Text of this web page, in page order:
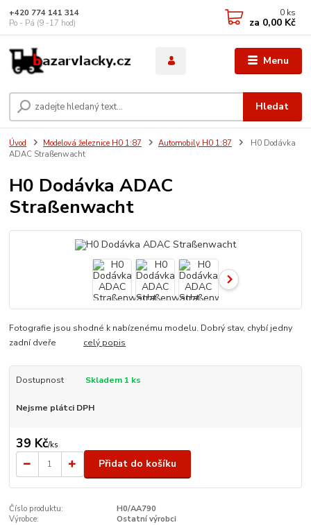
Menu
Hledat
+420 774 141 314
Po - Pá (9 -17 hod)
0 ks
za 0,00 Kč
Úvod Modelová železnice H0 1:87 Automobily H0 1:87
H0 Dodávka
ADAC Straßenwacht
H0 Dodávka ADAC
Straßenwacht
Fotografie jsou shodné k nabízenému modelu. Dobrý stav, chybí jedny
zadní dveře celý popis
Dostupnost Skladem 1 ks
Nejsme plátci DPH
39 Kč/ks
Přidat do košíku
Číslo produktu:
H0/AA790
Výrobce:
Ostatní výrobci